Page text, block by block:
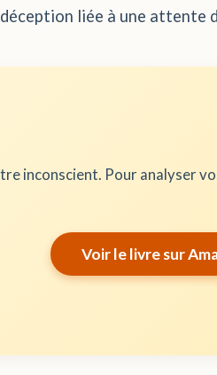
liée à une attente
inconscient. Pour analyser
Voir le livre sur